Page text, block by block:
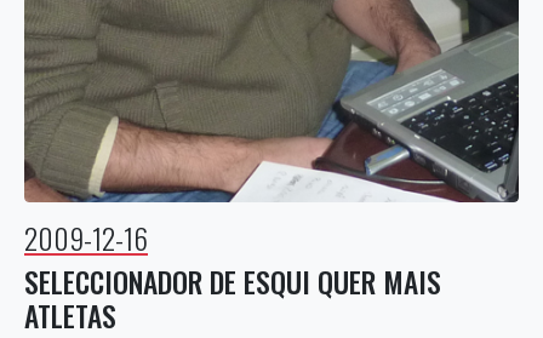
2009-12-16
SELECCIONADOR DE ESQUI QUER MAIS
ATLETAS